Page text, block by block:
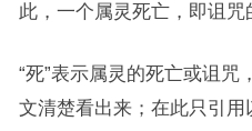
此，一个属灵死亡，即诅咒
“死”表示属灵的死亡或诅咒
文清楚看出来；在此只引